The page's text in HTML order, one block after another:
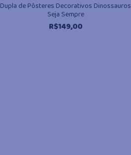
Dupla de Pôsteres Decorativos Dinossauros
Seja Sempre
R$149,00